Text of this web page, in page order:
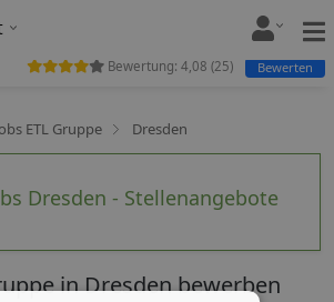
ETL Gruppe Dresden
Dresden - Stellenangebote
Bewertung: 4,08 (25) Bewerten
in Dresden bewerben